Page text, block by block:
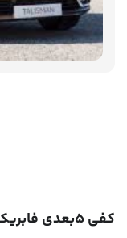
کفی ۵بعدی فابریک تالیسمان Renault Talisman